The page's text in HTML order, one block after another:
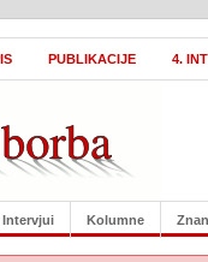
PUBLIKACIJE 4.
Intervjui Kolumne